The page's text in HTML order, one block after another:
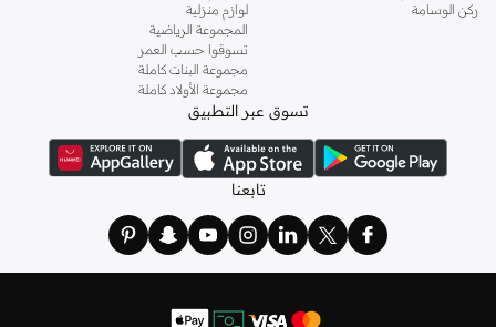
ركن الوسامة
لوازم منزلية
المجموعة الرياضية
تسوقوا حسب العمر
مجموعة البنات كاملة
مجموعة الأولاد كاملة
تسوق عبر التطبيق
تابعنا